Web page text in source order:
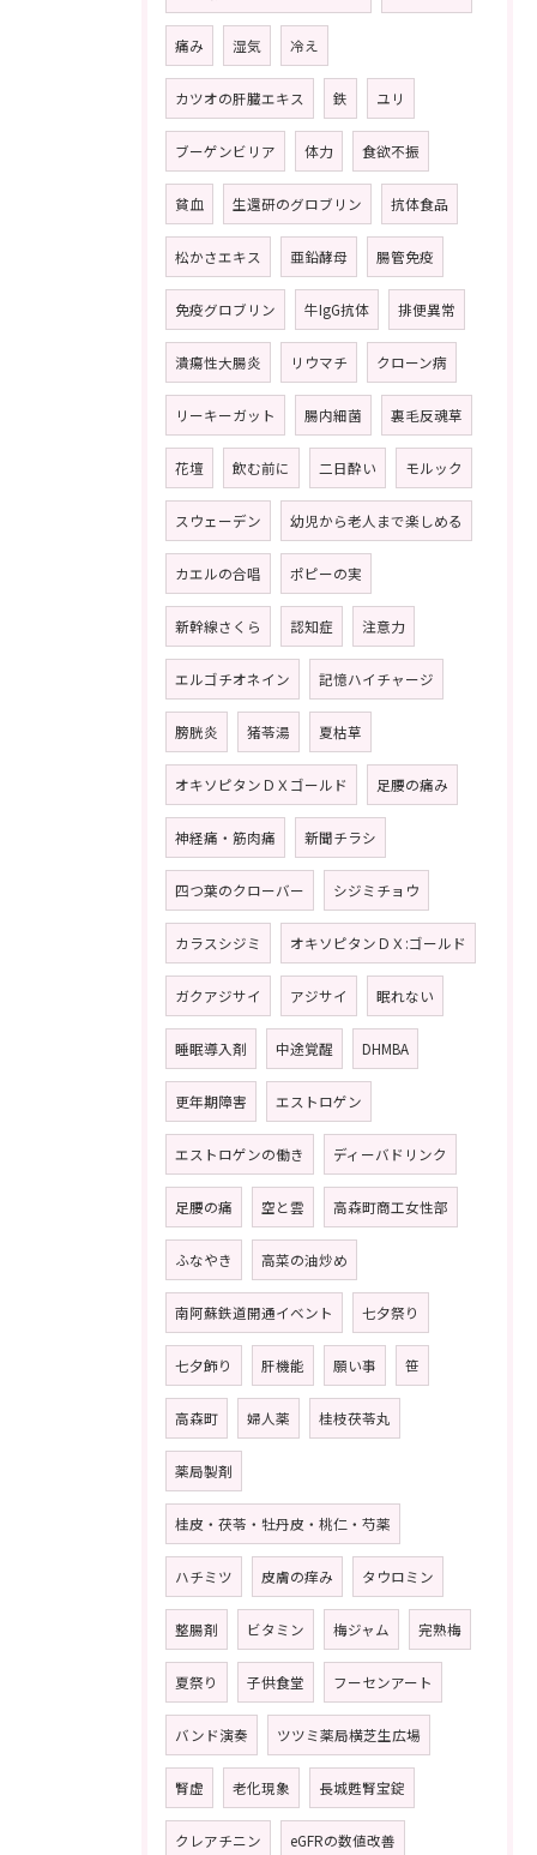
痛み 湿気 冷え
カツオの肝臓エキス 鉄 ユリ
ブーゲンビリア 体力 食欲不振
貧血 生還研のグロブリン 抗体食品
松かさエキス 亜鉛酵母 腸管免疫
免疫グロブリン 牛IgG抗体 排便異常
潰瘍性大腸炎 リウマチ クローン病
リーキーガット 腸内細菌 裏毛反魂草
花壇 飲む前に 二日酔い モルック
スウェーデン 幼児から老人まで楽しめる
カエルの合唱 ポピーの実
新幹線さくら 認知症 注意力
エルゴチオネイン 記憶ハイチャージ
膀胱炎 猪苓湯 夏枯草
オキソピタンＤＸゴールド 足腰の痛み
神経痛・筋肉痛 新聞チラシ
四つ葉のクローバー シジミチョウ
カラスシジミ オキソピタンＤＸ:ゴールド
ガクアジサイ アジサイ 眠れない
睡眠導入剤 中途覚醒 DHMBA
更年期障害 エストロゲン
エストロゲンの働き ディーバドリンク
足腰の痛 空と雲 高森町商工女性部
ふなやき 高菜の油炒め
南阿蘇鉄道開通イベント 七夕祭り
七夕飾り 肝機能 願い事 笹
高森町 婦人薬 桂枝茯苓丸
薬局製剤
桂皮・茯苓・牡丹皮・桃仁・芍薬
ハチミツ 皮膚の痒み タウロミン
整腸剤 ビタミン 梅ジャム 完熟梅
夏祭り 子供食堂 フーセンアート
バンド演奏 ツツミ薬局横芝生広場
腎虚 老化現象 長城甦腎宝錠
クレアチニン eGFRの数値改善